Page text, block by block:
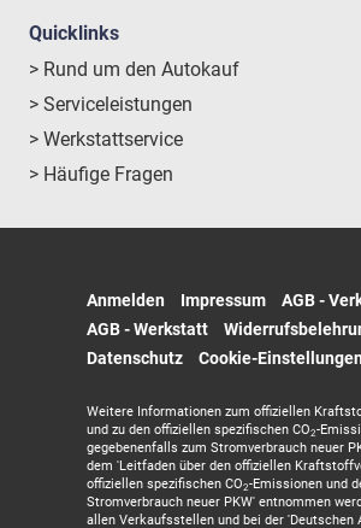
Quicklinks
> Rund um den Autokauf
> Serviceleistungen
> Werkstattservice
> Häufige Fragen
Anmelden Impressum
AGB -
AGB - Werkstatt
Datenschutz
Cookie-Einstellungen
Weitere Informationen zum offiziellen
und zu den offiziellen spezifischen CO2-
gegebenenfalls zum Stromverbrauch neuer
dem 'Leitfaden über den offiziellen
offiziellen spezifischen CO2-Emissionen und
Stromverbrauch neuer PKW' entnommen
allen Verkaufsstellen und bei der 'Deutschen